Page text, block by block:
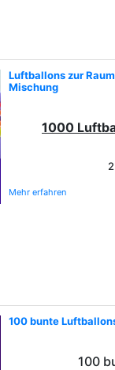
Luftballons zur
Mischung
1000
Mehr erfahren
100 bunte
100